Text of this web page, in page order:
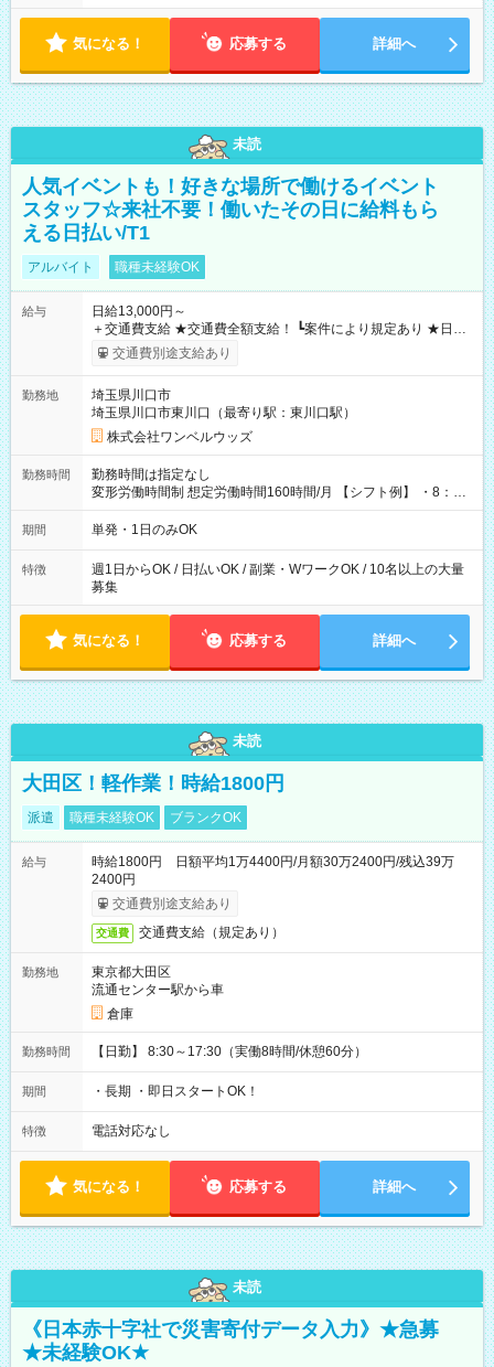
気になる！ 応募する 詳細へ
未読
人気イベントも！好きな場所で働けるイベント
スタッフ☆来社不要！働いたその日に給料もら
える日払い/T1
アルバイト 職種未経験OK
給与
日給13,000円～
＋交通費支給 ★交通費全額支給！ ┗案件により規定あり ★日払
いOK！（規定あり） ┗働いたその日に現金GET♪ お仕事後はコ
ンビニATMから 日払い分を引き落とせます！ 【試用期間】試
交通費別途支給あり
勤務地
埼玉県川口市
埼玉県川口市東川口（最寄り駅：東川口駅）
株式会社ワンベルウッズ
勤務時間
勤務時間は指定なし
変形労働時間制 想定労働時間160時間/月 【シフト例】 ・8：00
～21：00
期間 単発・1日のみOK
特徴
週1日からOK / 日払いOK / 副業・WワークOK / 10名以上の大量
募集
気になる！ 応募する 詳細へ
未読
大田区！軽作業！時給1800円
派遣 職種未経験OK ブランクOK
給与
時給1800円 日額平均1万4400円/月額30万2400円/残込39万
2400円
交通費別途支給あり
交通費 交通費支給（規定あり）
勤務地
東京都大田区
流通センター駅から車
倉庫
勤務時間 【日勤】 8:30～17:30（実働8時間/休憩60分）
期間 ・長期 ・即日スタートOK！
特徴 電話対応なし
気になる！ 応募する 詳細へ
未読
《日本赤十字社で災害寄付データ入力》★急募
★未経験OK★